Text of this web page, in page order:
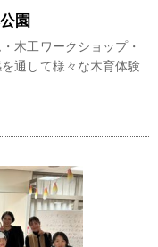
園
木工ワークショップ・
通して様々な木育体験